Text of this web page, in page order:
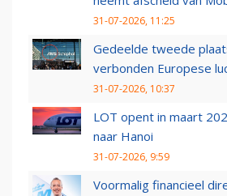
31-07-2026, 11:25
Gedeelde tweede
verbonden Europese
31-07-2026, 10:37
LOT opent in maart
naar Hanoi
31-07-2026, 9:59
Voormalig financieel